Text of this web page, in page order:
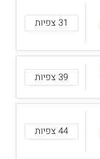
31 צפיות
39 צפיות
44 צפיות